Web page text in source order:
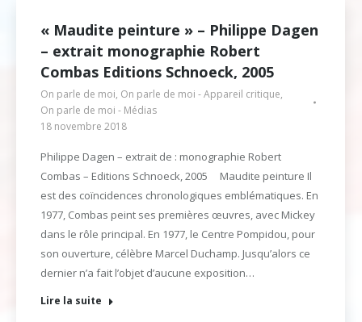
« Maudite peinture » – Philippe Dagen
– extrait monographie Robert
Combas Editions Schnoeck, 2005
On parle de moi, On parle de moi - Appareil critique,
On parle de moi - Médias
18 novembre 2018
Philippe Dagen – extrait de : monographie Robert
Combas – Editions Schnoeck, 2005 Maudite peinture Il
est des coïncidences chronologiques emblématiques. En
1977, Combas peint ses premières œuvres, avec Mickey
dans le rôle principal. En 1977, le Centre Pompidou, pour
son ouverture, célèbre Marcel Duchamp. Jusqu’alors ce
dernier n’a fait l’objet d’aucune exposition…
Lire la suite